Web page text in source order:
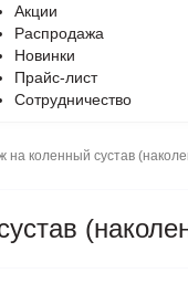
Акции
Распродажа
Новинки
Прайс-лист
Сотрудничество
на коленный сустав